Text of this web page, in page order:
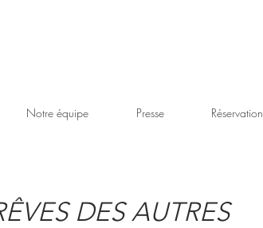
Notre équipe Presse Réservation
DES AUTRES